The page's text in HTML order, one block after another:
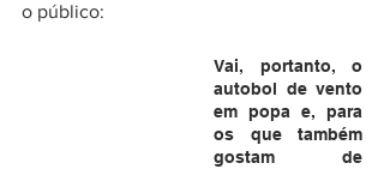
o público:
Vai, portanto, o
autobol de vento
em popa e, para
os que também
gostam de